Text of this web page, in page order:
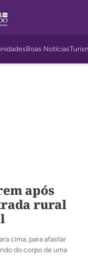
Boas Notícias
após
rural
cima, para afastar
do corpo de uma